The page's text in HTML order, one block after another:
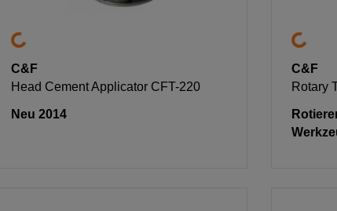
C&F
Head Cement Applicator CFT-220
Neu 2014
C&F
Rotary